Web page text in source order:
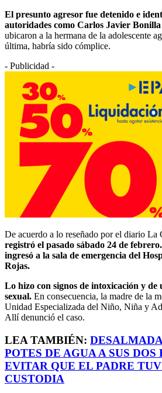
El presunto agresor fue detenido e
autoridades como Carlos Javier Bonilla
ubicaron a la hermana de la adolescente
última, habría sido cómplice.
- Publicidad -
De acuerdo a lo reseñado por el diario La
registró el pasado sábado 24 de
ingresó a la sala de emergencia del
Rojas.
Lo hizo con signos de intoxicación y de
sexual. En consecuencia, la madre de la
Unidad Especializada del Niño, Niña y
Allí denunció el caso.
LEA TAMBIÉN:
POTES DE AGUA A SUS DOS
EVITAR QUE EL PADRE
CUSTODIA